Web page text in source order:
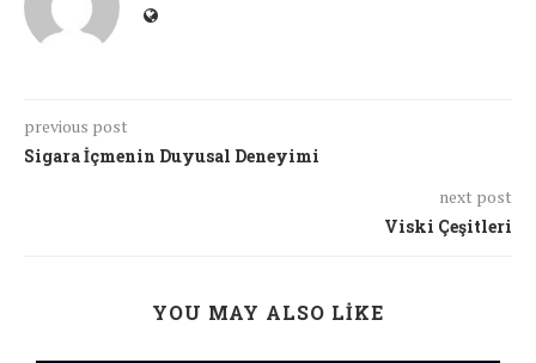
previous post
Sigara İçmenin Duyusal Deneyimi
next post
Viski Çeşitleri
YOU MAY ALSO LIKE